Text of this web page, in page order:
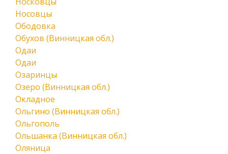
Носовцы
Ободовка
Обухов (Винницкая обл.)
Одаи
Одаи
Озаринцы
Озеро (Винницкая обл.)
Окладное
Ольгино (Винницкая обл.)
Ольгополь
Ольшанка (Винницкая обл.)
Оляница